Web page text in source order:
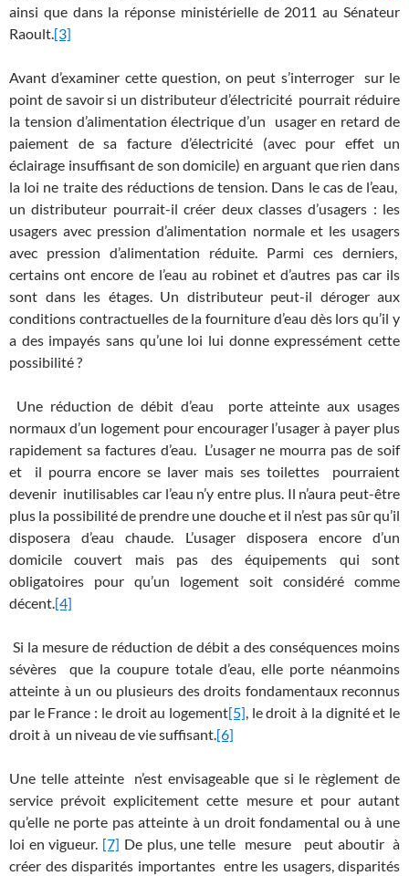
ainsi que dans la réponse ministérielle de 2011 au Sénateur
Raoult.[3]
Avant d’examiner cette question, on peut s’interroger sur le
point de savoir si un distributeur d’électricité pourrait réduire
la tension d’alimentation électrique d’un usager en retard de
paiement de sa facture d’électricité (avec pour effet un
éclairage insuffisant de son domicile) en arguant que rien dans
la loi ne traite des réductions de tension. Dans le cas de l’eau,
un distributeur pourrait-il créer deux classes d’usagers : les
usagers avec pression d’alimentation normale et les usagers
avec pression d’alimentation réduite. Parmi ces derniers,
certains ont encore de l’eau au robinet et d’autres pas car ils
sont dans les étages. Un distributeur peut-il déroger aux
conditions contractuelles de la fourniture d’eau dès lors qu’il y
a des impayés sans qu’une loi lui donne expressément cette
possibilité ?
Une réduction de débit d’eau porte atteinte aux usages
normaux d’un logement pour encourager l’usager à payer plus
rapidement sa factures d’eau. L’usager ne mourra pas de soif
et il pourra encore se laver mais ses toilettes pourraient
devenir inutilisables car l’eau n’y entre plus. Il n’aura peut-être
plus la possibilité de prendre une douche et il n’est pas sûr qu’il
disposera d’eau chaude. L’usager disposera encore d’un
domicile couvert mais pas des équipements qui sont
obligatoires pour qu’un logement soit considéré comme
décent.[4]
Si la mesure de réduction de débit a des conséquences moins
sévères que la coupure totale d’eau, elle porte néanmoins
atteinte à un ou plusieurs des droits fondamentaux reconnus
par le France : le droit au logement[5], le droit à la dignité et le
droit à un niveau de vie suffisant.[6]
Une telle atteinte n’est envisageable que si le règlement de
service prévoit explicitement cette mesure et pour autant
qu’elle ne porte pas atteinte à un droit fondamental ou à une
loi en vigueur. [7] De plus, une telle mesure peut aboutir à
créer des disparités importantes entre les usagers, disparités